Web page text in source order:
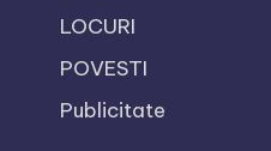
LOCURI
POVESTI
Publicitate